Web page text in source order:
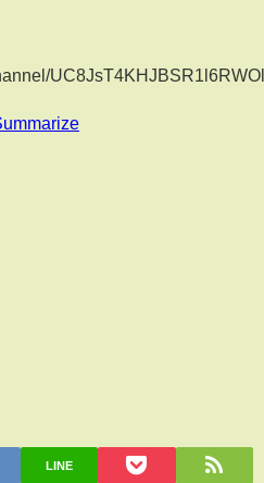
LINE